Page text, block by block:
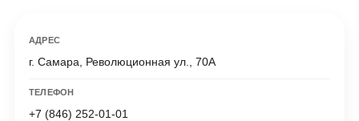
АДРЕС
г. Самара, Революционная ул., 70А
ТЕЛЕФОН
+7 (846) 252-01-01